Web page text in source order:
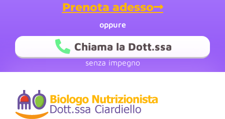
Prenota adesso
oppure
Chiama la Dott.ssa
senza impegno